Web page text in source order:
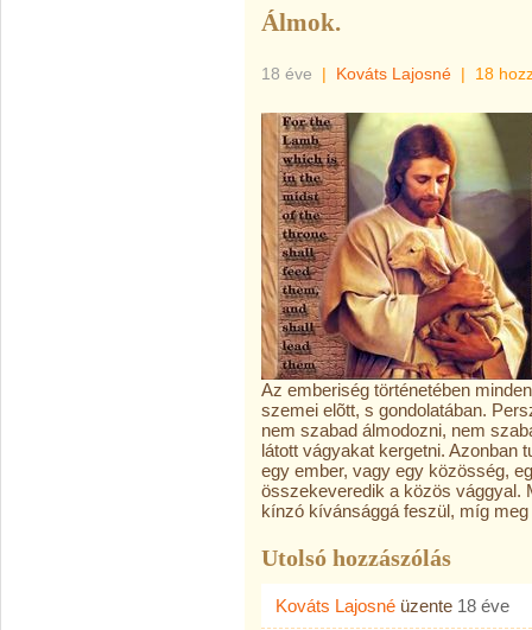
Álmok.
18 éve | Kováts Lajosné | 18
Az emberiség történetében
szemei elõtt, s gondolatában.
nem szabad álmodozni, nem
látott vágyakat kergetni. Azonban
egy ember, vagy egy közösség,
összekeveredik a közös vággyal.
kínzó kívánsággá feszül, míg
Utolsó hozzászólás
Kováts Lajosné üzente 18 éve